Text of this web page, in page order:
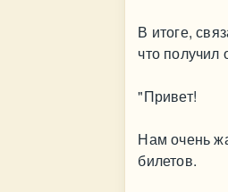
В итоге,
что получил
"Привет!
Нам очень
билетов.